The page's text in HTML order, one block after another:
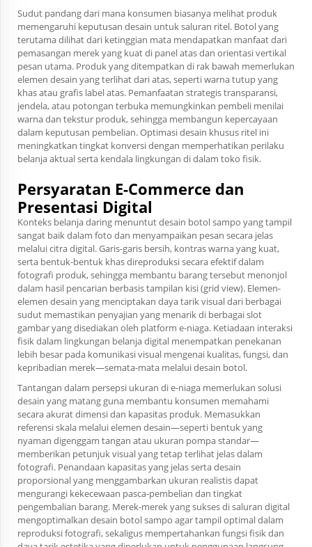
Sudut pandang dari mana konsumen biasanya melihat produk
memengaruhi keputusan desain untuk saluran ritel. Botol yang
terutama dilihat dari ketinggian mata mendapatkan manfaat dari
pemasangan merek yang kuat di panel atas dan orientasi vertikal
pesan utama. Produk yang ditempatkan di rak bawah memerlukan
elemen desain yang terlihat dari atas, seperti warna tutup yang
khas atau grafis label atas. Pemanfaatan strategis transparansi,
jendela, atau potongan terbuka memungkinkan pembeli menilai
warna dan tekstur produk, sehingga membangun kepercayaan
dalam keputusan pembelian. Optimasi desain khusus ritel ini
meningkatkan tingkat konversi dengan memperhatikan perilaku
belanja aktual serta kendala lingkungan di dalam toko fisik.
Persyaratan E-Commerce dan
Presentasi Digital
Konteks belanja daring menuntut desain botol sampo yang tampil
sangat baik dalam foto dan menyampaikan pesan secara jelas
melalui citra digital. Garis-garis bersih, kontras warna yang kuat,
serta bentuk-bentuk khas direproduksi secara efektif dalam
fotografi produk, sehingga membantu barang tersebut menonjol
dalam hasil pencarian berbasis tampilan kisi (grid view). Elemen-
elemen desain yang menciptakan daya tarik visual dari berbagai
sudut memastikan penyajian yang menarik di berbagai slot
gambar yang disediakan oleh platform e-niaga. Ketiadaan interaksi
fisik dalam lingkungan belanja digital menempatkan penekanan
lebih besar pada komunikasi visual mengenai kualitas, fungsi, dan
kepribadian merek—semata-mata melalui desain botol.
Tantangan dalam persepsi ukuran di e-niaga memerlukan solusi
desain yang matang guna membantu konsumen memahami
secara akurat dimensi dan kapasitas produk. Memasukkan
referensi skala melalui elemen desain—seperti bentuk yang
nyaman digenggam tangan atau ukuran pompa standar—
memberikan petunjuk visual yang tetap terlihat jelas dalam
fotografi. Penandaan kapasitas yang jelas serta desain
proporsional yang menggambarkan ukuran realistis dapat
mengurangi kekecewaan pasca-pembelian dan tingkat
pengembalian barang. Merek-merek yang sukses di saluran digital
mengoptimalkan desain botol sampo agar tampil optimal dalam
reproduksi fotografi, sekaligus mempertahankan fungsi fisik dan